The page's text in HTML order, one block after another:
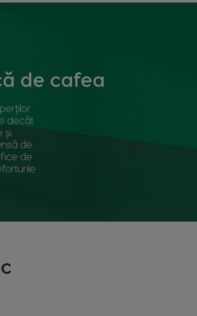
de cafea
decât
și
de
de